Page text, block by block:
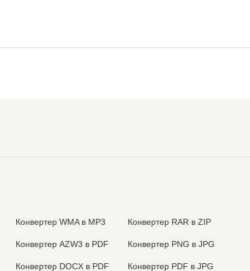
Конвертер WMA в MP3 Конвертер RAR в ZIP
Конвертер AZW3 в PDF Конвертер PNG в JPG
Конвертер DOCX в PDF Конвертер PDF в JPG